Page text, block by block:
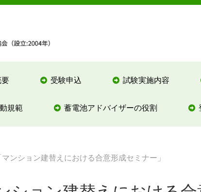
要 受験申込 試験実施内容
規範 蓄電池アドバイザーの役割
ンション建替えにおける合意形成セミナー」